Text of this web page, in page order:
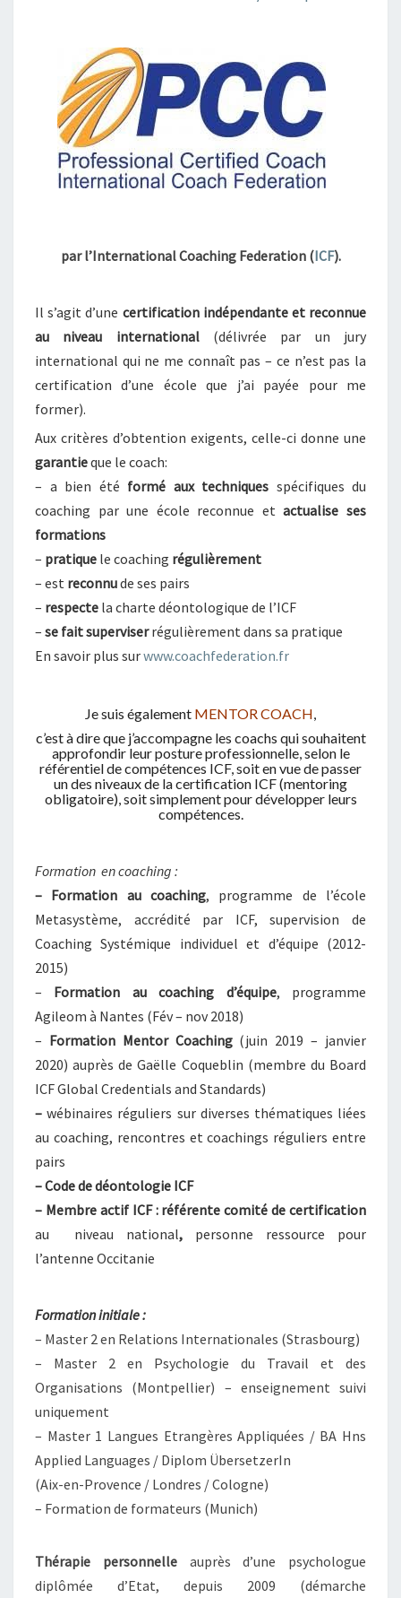
par l’International Coaching Federation (ICF).
Il s’agit d’une certification indépendante et reconnue
au niveau international (délivrée par un jury
international qui ne me connaît pas – ce n’est pas la
certification d’une école que j’ai payée pour me
former).
Aux critères d’obtention exigents, celle-ci donne une
garantieque le coach:
– a bien été formé aux techniques spécifiques du
coaching par une école reconnue etactualise ses
formations
– pratique le coaching régulièrement
– est reconnude ses pairs
– respecte la charte déontologique de l’ICF
– se fait superviserrégulièrement dans sa pratique
En savoir plus surwww.coachfederation.fr
Je suis également MENTOR COACH
c’est à dire que j’accompagne les coachs qui souhaitent
approfondir leur posture professionnelle, selon le
référentiel de compétences ICF, soit en vue de passer
un des niveaux de la certification ICF (mentoring
obligatoire), soit simplement pour développer leurs
compétences.
Formation en coaching :
– Formation au coaching, programme de l’école
Metasystème, accrédité par ICF, supervision de
Coaching Systémique individuel et d’équipe (2012-
2015)
– Formation au coaching d’équipe, programme
Agileom à Nantes (Fév – nov 2018)
– Formation Mentor Coaching(juin 2019 – janvier
2020) auprès de Gaëlle Coqueblin (membre du Board
ICF Global Credentials and Standards)
–wébinaires réguliers sur diverses thématiques liées
au coaching, rencontres et coachings réguliers entre
pairs
– Code de déontologie ICF
– Membre actif ICF : référente comité de certification
au niveau national, personne ressource pour
l’antenne Occitanie
Formation initiale :
– Master 2 en Relations Internationales (Strasbourg)
– Master 2 en Psychologie du Travail et des
Organisations (Montpellier) – enseignement suivi
uniquement
– Master 1 Langues Etrangères Appliquées / BA Hns
Applied Languages / Diplom ÜbersetzerIn
(Aix-en-Provence / Londres / Cologne)
– Formation de formateurs (Munich)
Thérapie personnelleauprès d’une psychologue
diplômée d’Etat, depuis 2009 (démarche